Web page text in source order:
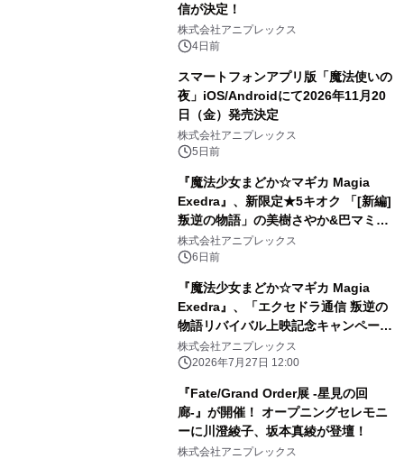
信が決定！
株式会社アニプレックス
4日前
スマートフォンアプリ版「魔法使いの
夜」iOS/Androidにて2026年11月20
日（金）発売決定
株式会社アニプレックス
5日前
『魔法少女まどか☆マギカ Magia
Exedra』、新限定★5キオク 「[新編]
叛逆の物語」の美樹さやか&巴マミ登
場！「[新編]叛逆の物語」リバイバル
上映記念でマギカストーン最大9,000
株式会社アニプレックス
6日前
『魔法少女まどか☆マギカ Magia
Exedra』、「エクセドラ通信 叛逆の
物語リバイバル上映記念キャンペーン
情報解禁SP」が7月30日(木)20時〜生
配信決定！
株式会社アニプレックス
2026年7月27日 12:00
『Fate/Grand Order展 -星見の回
廊-』が開催！ オープニングセレモニ
ーに川澄綾子、坂本真綾が登壇！
株式会社アニプレックス